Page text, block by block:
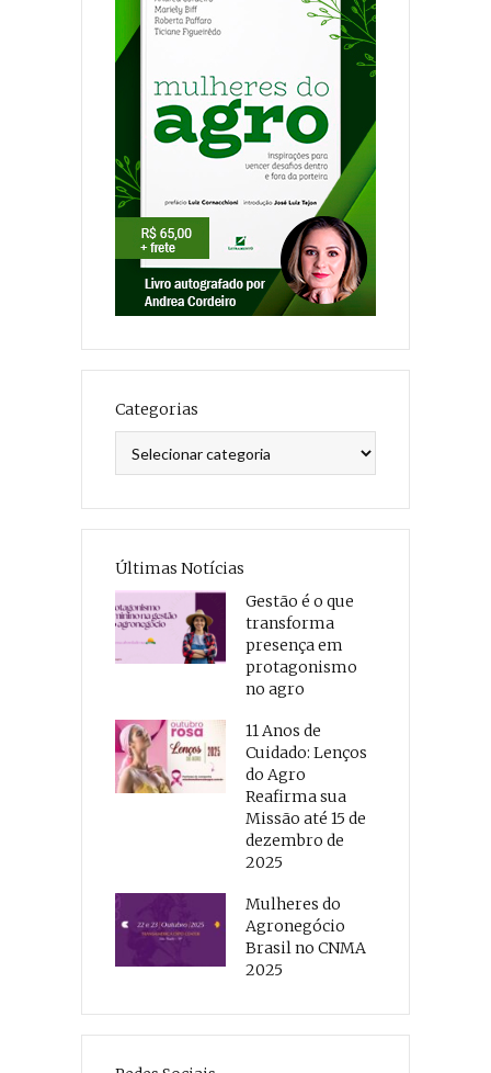
Categorias
Últimas Notícias
Gestão é o que
transforma
presença em
protagonismo
no agro
11 Anos de
Cuidado: Lenços
do Agro
Reafirma sua
Missão até 15 de
dezembro de
2025
Mulheres do
Agronegócio
Brasil no CNMA
2025